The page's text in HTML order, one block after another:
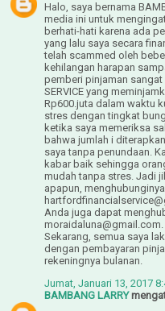
Halo, saya bernama
media ini untuk
berhati-hati karena ada
yang lalu saya secara
telah scammed oleh
kehilangan harapan
pemberi pinjaman sangat
SERVICE yang
Rp600.juta dalam waktu
stres dengan tingkat
ketika saya memeriksa
bahwa jumlah i
saya tanpa penundaan.
kabar baik sehingga
mudah tanpa stres. Jadi
apapun,
Anda juga dapat
moraidaluna@gmail.com.
Sekarang, semua saya
dengan pembayaran
rekeningnya bulanan.
Jumat, Januari 13, 2017
BAMBANG LARRY